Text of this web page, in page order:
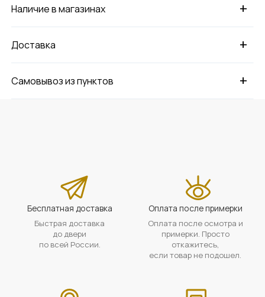
+
Наличие в магазинах
+
Доставка
+
Самовывоз из пунктов
Бесплатная доставка
Быстрая доставка
до двери
по всей России.
Оплата после примерки
Оплата после осмотра и
примерки. Просто
откажитесь,
если товар не подошел.